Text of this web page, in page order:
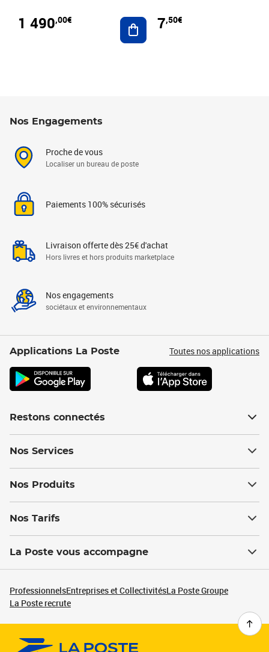
1 490,00€ Ajouter au panier
7,50€
Nos Engagements
Proche de vous
Localiser un bureau de poste
Paiements 100% sécurisés
Livraison offerte dès 25€ d'achat
Hors livres et hors produits marketplace
Nos engagements
sociétaux et environnementaux
Applications La Poste Toutes nos applications
Restons connectés
Nos Services
Nos Produits
Nos Tarifs
La Poste vous accompagne
ProfessionnelsEntreprises et CollectivitésLa Poste Groupe
La Poste recrute